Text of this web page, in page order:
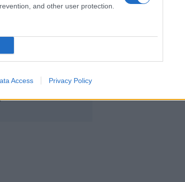
and other user protection.
Access Privacy Policy